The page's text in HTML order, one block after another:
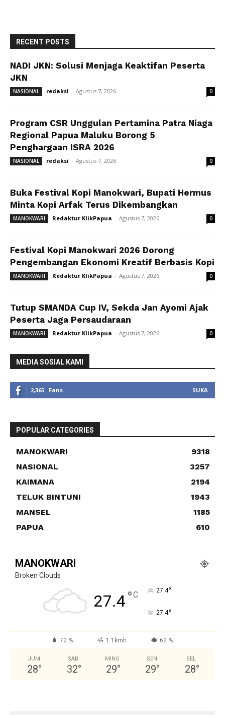
RECENT POSTS
NADI JKN: Solusi Menjaga Keaktifan Peserta
JKN
NASIONAL redaksi - Agustus 7, 2026 0
Program CSR Unggulan Pertamina Patra Niaga
Regional Papua Maluku Borong 5
Penghargaan ISRA 2026
NASIONAL redaksi - Agustus 7, 2026 0
Buka Festival Kopi Manokwari, Bupati Hermus
Minta Kopi Arfak Terus Dikembangkan
MANOKWARI Redaktur KlikPapua - Agustus 7, 2026 0
Festival Kopi Manokwari 2026 Dorong
Pengembangan Ekonomi Kreatif Berbasis Kopi
MANOKWARI Redaktur KlikPapua - Agustus 7, 2026 0
Tutup SMANDA Cup IV, Sekda Jan Ayomi Ajak
Peserta Jaga Persaudaraan
MANOKWARI Redaktur KlikPapua - Agustus 7, 2026 0
MEDIA SOSIAL KAMI
2,365 Fans SUKA
POPULAR CATEGORIES
MANOKWARI
9318
NASIONAL
3257
KAIMANA
2194
TELUK BINTUNI
1943
MANSEL
1185
PAPUA
610
MANOKWARI
Broken Clouds
27.4°C 27.4°
27.4°
72 % 1.1kmh 62 %
JUM
28°
SAB
32°
MING
29°
SEN
29°
SEL
28°